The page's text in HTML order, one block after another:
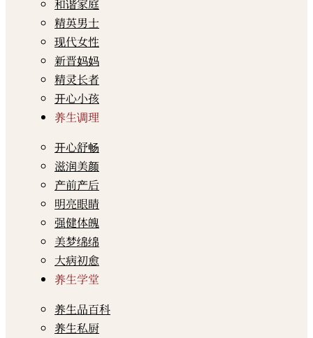
和谐家庭
精英男士
现代女性
新晋妈妈
精灵长者
开心小孩
养生调理
开心舒畅
滋润美颜
产前产后
明亮眼睛
强健体魄
美梦绵绵
大病初愈
养生学堂
养生品百科
养生私厨